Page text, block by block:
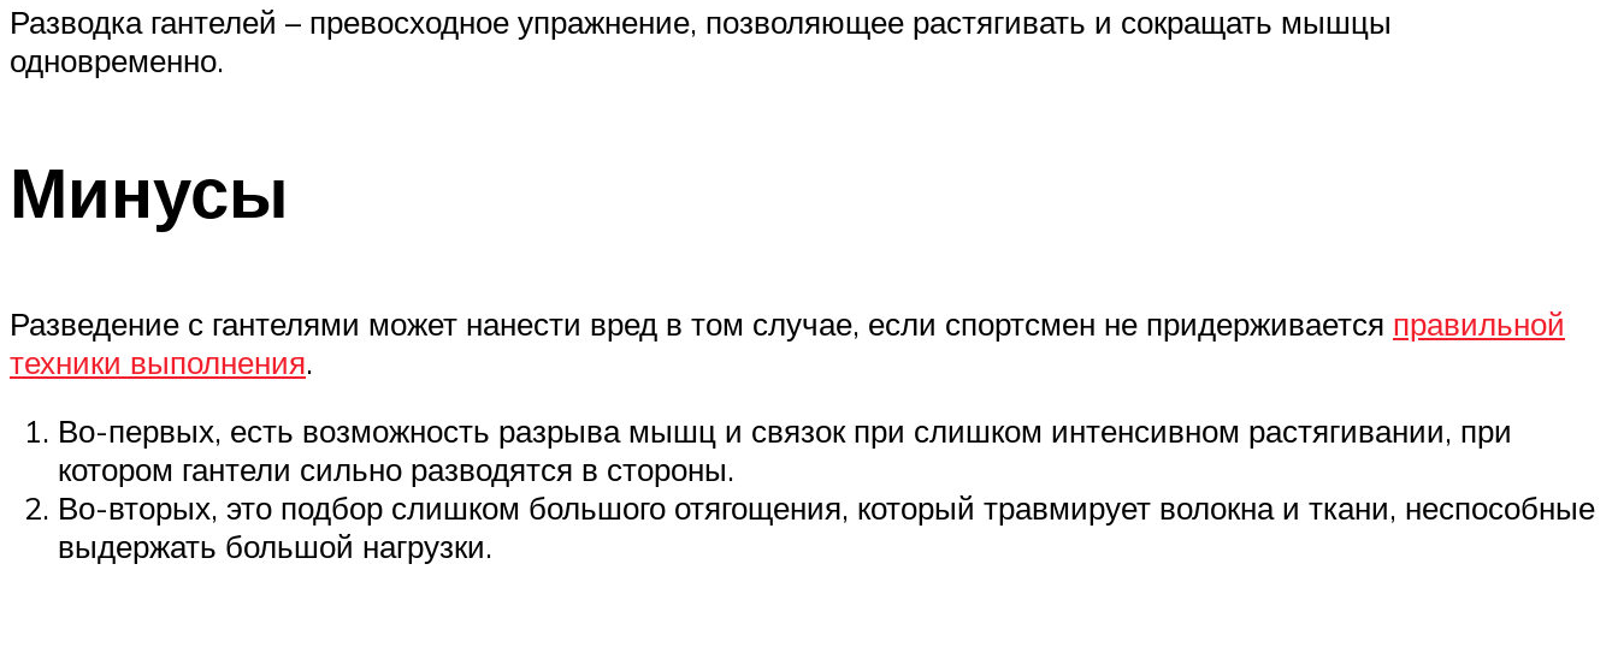
Разводка гантелей – превосходное упражнение, позволяющее растягивать и сокращать мышцы
одновременно.
Минусы
Разведение с гантелями может нанести вред в том случае, если спортсмен не придерживается правильной
техники выполнения.
Во-первых, есть возможность разрыва мышц и связок при слишком интенсивном растягивании, при
котором гантели сильно разводятся в стороны.
Во-вторых, это подбор слишком большого отягощения, который травмирует волокна и ткани, неспособные
выдержать большой нагрузки.